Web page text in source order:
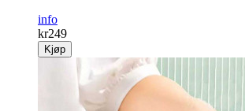
info
kr249
Kjøp